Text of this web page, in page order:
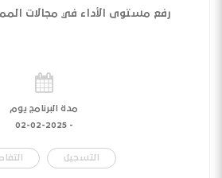
رفع مستوى الأداء في مجالات
مدة البرنامج يوم
-
02-02-2025
التسجيل